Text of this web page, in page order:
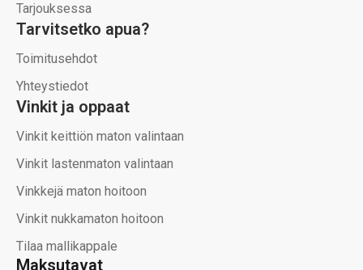
Maksutavat
Tarjouksessa
Tarvitsetko apua?
Toimitusehdot
Yhteystiedot
Vinkit ja oppaat
Vinkit keittiön maton valintaan
Vinkit lastenmaton valintaan
Vinkkejä maton hoitoon
Vinkit nukkamaton hoitoon
Tilaa mallikappale